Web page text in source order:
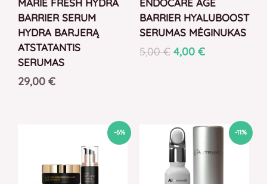
MARIE FRESH HYDRA
BARRIER SERUM
HYDRA BARJERĄ
ATSTATANTIS
SERUMAS
29,00 €
ENDOCARE AGE
BARRIER HYALUBOOST
SERUMAS MĖGINUKAS
5,00€ 4,00 €
-6%
price
was:
180,00 €.
Current
price
-11%
Original
price
was:
19,00 €.
Current
price
is: